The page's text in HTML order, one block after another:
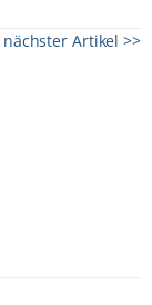
nächster Artikel >>